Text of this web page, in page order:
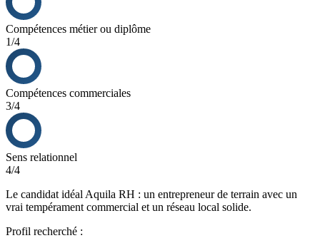
Compétences métier ou diplôme
1/4
Compétences commerciales
3/4
Sens relationnel
4/4
Le candidat idéal Aquila RH : un entrepreneur de terrain avec un
vrai tempérament commercial et un réseau local solide.
Profil recherché :